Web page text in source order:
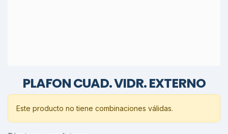
PLAFON CUAD. VIDR. EXTERNO
Este producto no tiene combinaciones válidas.